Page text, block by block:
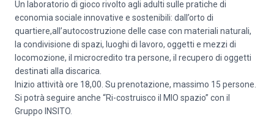
Un laboratorio di gioco rivolto agli adulti sulle pratiche di
economia sociale innovative e sostenibili: dall’orto di
quartiere,all’autocostruzione delle case con materiali naturali,
la condivisione di spazi, luoghi di lavoro, oggetti e mezzi di
locomozione, il microcredito tra persone, il recupero di oggetti
destinati alla discarica.
Inizio attività ore 18,00. Su prenotazione, massimo 15 persone.
Si potrà seguire anche “Ri-costruisco il MIO spazio” con il
Gruppo INSITO.